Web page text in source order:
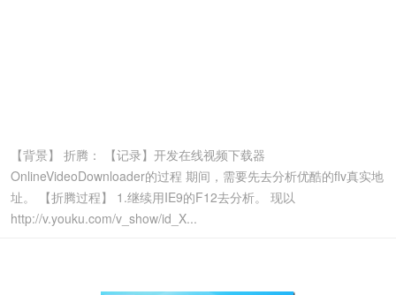
【背景】 折腾： 【记录】开发在线视频下载器
OnlineVideoDownloader的过程 期间，需要先去分析优酷的flv真实地
址。 【折腾过程】 1.继续用IE9的F12去分析。 现以
http://v.youku.com/v_show/id_X...